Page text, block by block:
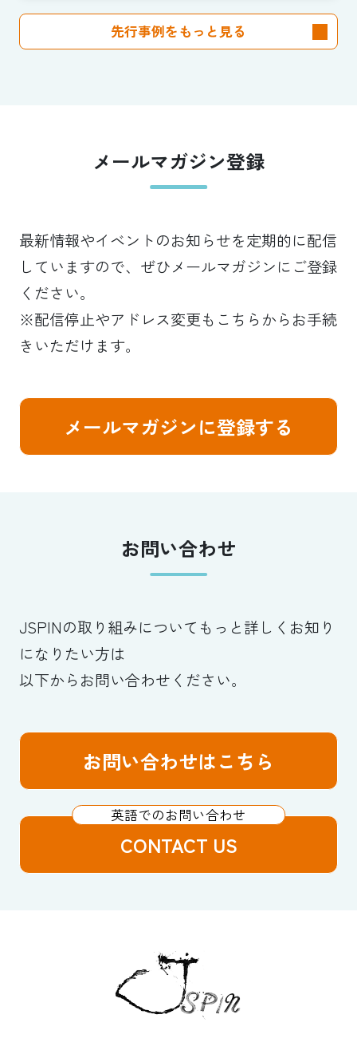
先行事例をもっと見る
メールマガジン登録
最新情報やイベントのお知らせを定期的に配信
していますので、ぜひメールマガジンにご登録
ください。
※配信停止やアドレス変更もこちらからお手続
きいただけます。
メールマガジンに登録する
お問い合わせ
JSPINの取り組みについてもっと詳しくお知り
になりたい方は
以下からお問い合わせください。
お問い合わせはこちら
CONTACT US